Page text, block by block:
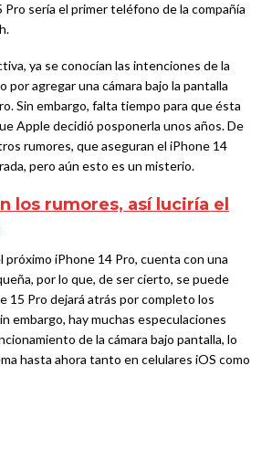
Pro sería el primer teléfono de la compañía
ya se conocían las intenciones de la
por agregar una cámara bajo la pantalla
Sin embargo, falta tiempo para que ésta
Apple decidió posponerla unos años. De
rumores, que aseguran el iPhone 14
pero aún esto es un misterio.
los rumores, así luciría el
próximo iPhone 14 Pro, cuenta con una
por lo que, de ser cierto, se puede
15 Pro dejará atrás por completo los
embargo, hay muchas especulaciones
de la cámara bajo pantalla, lo
hasta ahora tanto en celulares iOS como